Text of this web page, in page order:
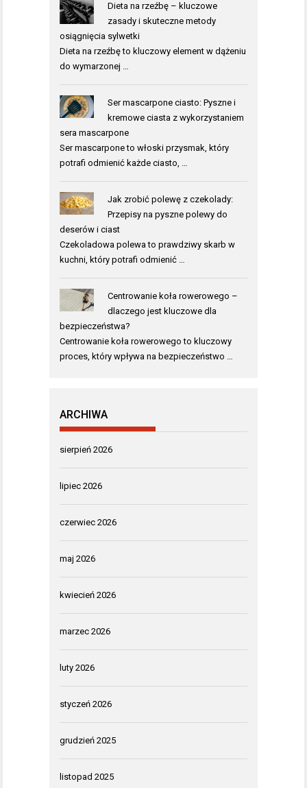
Dieta na rzeźbę – kluczowe
zasady i skuteczne metody
osiągnięcia sylwetki
Dieta na rzeźbę to kluczowy element w dążeniu
do wymarzonej …
Ser mascarpone ciasto: Pyszne i
kremowe ciasta z wykorzystaniem
sera mascarpone
Ser mascarpone to włoski przysmak, który
potrafi odmienić każde ciasto, …
Jak zrobić polewę z czekolady:
Przepisy na pyszne polewy do
deserów i ciast
Czekoladowa polewa to prawdziwy skarb w
kuchni, który potrafi odmienić …
Centrowanie koła rowerowego –
dlaczego jest kluczowe dla
bezpieczeństwa?
Centrowanie koła rowerowego to kluczowy
proces, który wpływa na bezpieczeństwo …
ARCHIWA
sierpień 2026
lipiec 2026
czerwiec 2026
maj 2026
kwiecień 2026
marzec 2026
luty 2026
styczeń 2026
grudzień 2025
listopad 2025